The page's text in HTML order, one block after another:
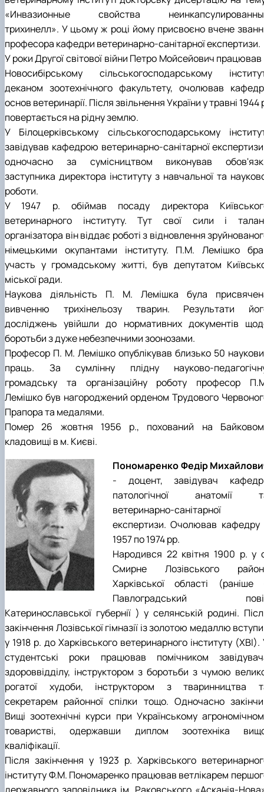
«Инвазионные свойства
трихинелл». У цьому ж році йому присвоєно вчене
професора кафедри ветеринарно-санітарної експертизи.
У роки Другої світової війни Петро Мойсейович працював
Новосибірському сільськогосподарському
деканом зоотехнічного факультету, очолював
основ ветеринарії. Після звільнення України у травні 1944
повертається на рідну землю.
У Білоцерківському сільськогосподарському
завідував кафедрою ветеринарно-санітарної експертизи
одночасно за сумісництвом виконував
заступника директора інституту з навчальної та
роботи.
У 1947 р. обіймав посаду директора
ветеринарного інституту. Тут свої сили і
організатора він віддає роботі з відновлення
німецькими окупантами інституту. П.М. Лемішко
участь у громадському житті, був депутатом
міської ради.
Наукова діяльність П. М. Лемішка була
вивченню трихінельозу тварин. Результати
досліджень увійшли до нормативних документів
боротьби з дуже небезпечними зоонозами.
Професор П. М. Лемішко опублікував близько 50
праць. За сумлінну плідну науково-
громадську та організаційну роботу професор
Лемішко був нагороджений орденом Трудового
Прапора та медалями.
Помер 26 жовтня 1956 р., похований на
кладовищі в м. Києві.
Пономаренко Федір
- доцент, завідувач
патологічної анатомії
ветеринарно-санітарної
експертизи. Очолював кафедру
1957 по 1974 рр.
Народився 22 квітня 1900 р. у
Смирне Лозівського
Харківської області (раніше
Павлоградський
Катеринославської губернії ) у селянській родині.
закінчення Лозівської гімназії із золотою медаллю
у 1918 р. до Харківського ветеринарного інституту (ХВІ).
студентські роки працював помічником
здороввідділу, інструктором з боротьби з чумою
рогатої худоби, інструктором з тваринництва
секретарем районної спілки тощо. Одночасно
Вищі зоотехнічні курси при Українському
товаристві, одержавши диплом зоотехніка
кваліфікації.
Після закінчення у 1923 р. Харківського
інституту Ф.М. Пономаренко працював ветлікарем